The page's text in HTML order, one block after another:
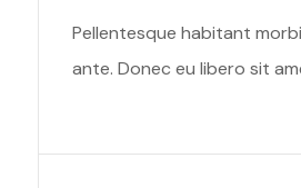
Pellentesque habitant
ante. Donec eu libero sit